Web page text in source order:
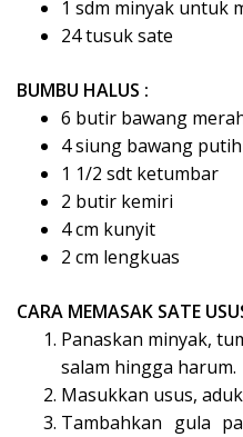
1 sdm minyak untuk
24 tusuk sate
BUMBU HALUS :
6 butir bawang
4 siung bawang putih
1 1/2 sdt ketumbar
2 butir kemiri
4 cm kunyit
2 cm lengkuas
CARA MEMASAK SATE
Panaskan minyak,
salam hingga harum.
Masukkan usus,
Tambahkan gula